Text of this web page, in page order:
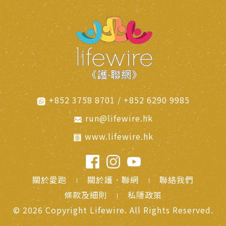
+852 3758 8701 / +852 6290 9985
run@lifewire.hk
www.lifewire.hk
關於愛跑 關於護．聯網
聯絡我們
條款及細則
私隱政策
© 2026 Copyright Lifewire. All Rights Reserved.